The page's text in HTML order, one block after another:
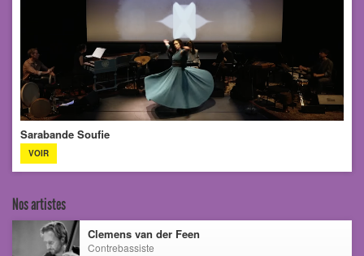
Sarabande Soufie
VOIR
Nos artistes
Clemens van der Feen
Contrebassiste